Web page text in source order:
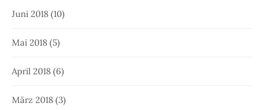
Juni 2018 (10)
Mai 2018 (5)
April 2018 (6)
März 2018 (3)